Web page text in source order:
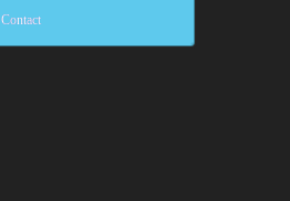
Contact